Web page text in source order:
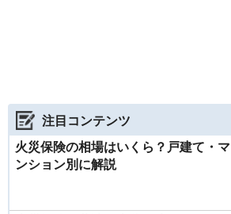
注目コンテンツ
火災保険の相場はいくら？戸建て・マ
ンション別に解説